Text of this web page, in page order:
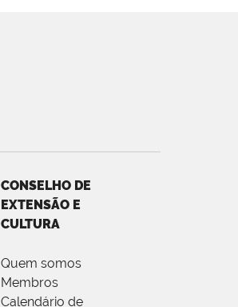
CONSELHO DE
EXTENSÃO E
CULTURA
Quem somos
Membros
Calendário de